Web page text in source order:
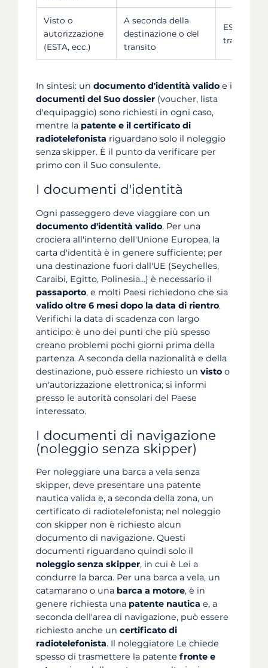
Visto o
autorizzazione
(ESTA, ecc.)
A seconda della
destinazione o del
transito
ESTA
transita
In sintesi: un documento d'identità valido e i
documenti del Suo dossier (voucher, lista
d'equipaggio) sono richiesti in ogni caso,
mentre la patente e il certificato di
radiotelefonista riguardano solo il noleggio
senza skipper. È il punto da verificare per
primo con il Suo consulente.
I documenti d'identità
Ogni passeggero deve viaggiare con un
documento d'identità valido. Per una
crociera all'interno dell'Unione Europea, la
carta d'identità è in genere sufficiente; per
una destinazione fuori dall'UE (Seychelles,
Caraibi, Egitto, Polinesia…) è necessario il
passaporto, e molti Paesi richiedono che sia
valido oltre 6 mesi dopo la data di rientro.
Verifichi la data di scadenza con largo
anticipo: è uno dei punti che più spesso
creano problemi pochi giorni prima della
partenza. A seconda della nazionalità e della
destinazione, può essere richiesto un visto o
un'autorizzazione elettronica; si informi
presso le autorità consolari del Paese
interessato.
I documenti di navigazione
(noleggio senza skipper)
Per noleggiare una barca a vela senza
skipper, deve presentare una patente
nautica valida e, a seconda della zona, un
certificato di radiotelefonista; nel noleggio
con skipper non è richiesto alcun
documento di navigazione. Questi
documenti riguardano quindi solo il
noleggio senza skipper, in cui è Lei a
condurre la barca. Per una barca a vela, un
catamarano o una barca a motore, è in
genere richiesta una patente nautica e, a
seconda dell'area di navigazione, può essere
richiesto anche un certificato di
radiotelefonista. Il noleggiatore Le chiede
spesso di trasmettere la patente fronte e